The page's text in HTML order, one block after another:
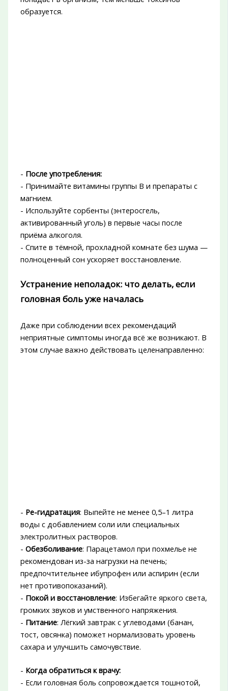
образуется.
- После употребления:
- Принимайте витамины группы B и препараты с
магнием.
- Используйте сорбенты (энтеросгель,
активированный уголь) в первые часы после
приёма алкоголя.
- Спите в тёмной, прохладной комнате без шума —
полноценный сон ускоряет восстановление.
Устранение неполадок: что делать, если
головная боль уже началась
Даже при соблюдении всех рекомендаций
неприятные симптомы иногда всё же возникают. В
этом случае важно действовать целенаправленно:
- Ре-гидратация: Выпейте не менее 0,5–1 литра
воды с добавлением соли или специальных
электролитных растворов.
- Обезболивание: Парацетамол при похмелье не
рекомендован из-за нагрузки на печень;
предпочтительнее ибупрофен или аспирин (если
нет противопоказаний).
- Покой и восстановление: Избегайте яркого света,
громких звуков и умственного напряжения.
- Питание: Лёгкий завтрак с углеводами (банан,
тост, овсянка) поможет нормализовать уровень
сахара и улучшить самочувствие.
- Когда обратиться к врачу:
- Если головная боль сопровождается тошнотой,